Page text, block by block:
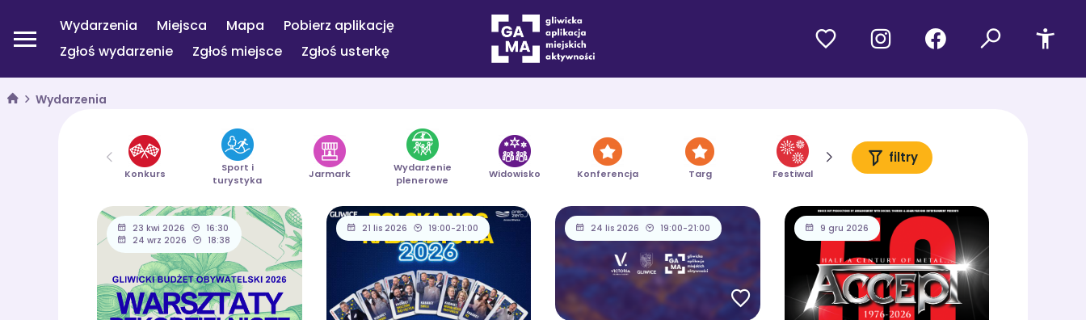
Wydarzenia Miejsca Mapa
Pobierz aplikację
Zgłoś wydarzenie
Zgłoś miejsce Zgłoś usterkę
Wydarzenia
Konkurs
Sport i
turystyka
Jarmark
Wydarzenie
plenerowe
Widowisko Konferencja Targ Festiwal Koncert
filtry
23 kwi 2026
16:30
24 wrz 2026
18:38
21 lis 2026 19:00-21:00 24 lis 2026 19:00-21:00 9 gru 2026